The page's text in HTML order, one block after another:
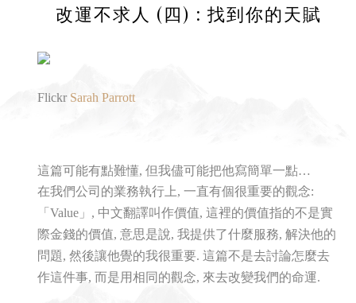
改運不求人 (四) : 找到你的天賦
Flickr Sarah Parrott
這篇可能有點難懂, 但我儘可能把他寫簡單一點…
在我們公司的業務執行上, 一直有個很重要的觀念:
「Value」, 中文翻譯叫作價值, 這裡的價值指的不是實
際金錢的價值, 意思是說, 我提供了什麼服務, 解決他的
問題, 然後讓他覺的我很重要. 這篇不是去討論怎麼去
作這件事, 而是用相同的觀念, 來去改變我們的命運.